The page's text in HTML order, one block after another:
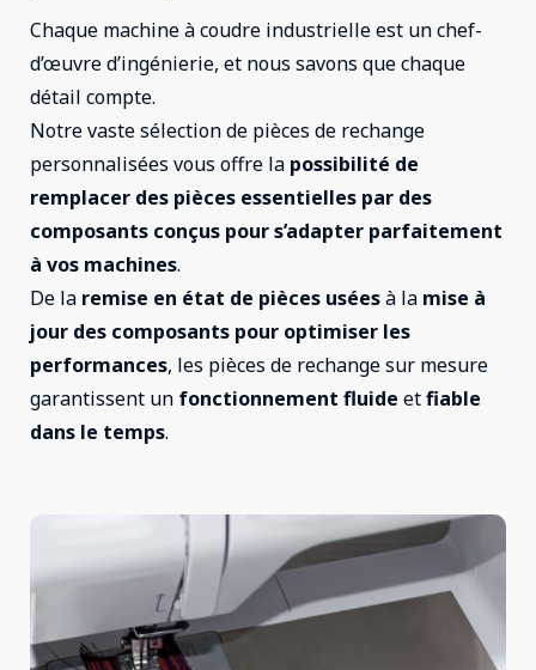
Chaque machine à coudre industrielle est un chef-
d’œuvre d’ingénierie, et nous savons que chaque
détail compte.
Notre vaste sélection de pièces de rechange
personnalisées vous offre la possibilité de
remplacer des pièces essentielles par des
composants conçus pour s’adapter parfaitement
à vos machines.
De la remise en état de pièces uséesà la mise à
jour des composants pour optimiser les
performances, les pièces de rechange sur mesure
garantissent un fonctionnement fluide etfiable
dans le temps.